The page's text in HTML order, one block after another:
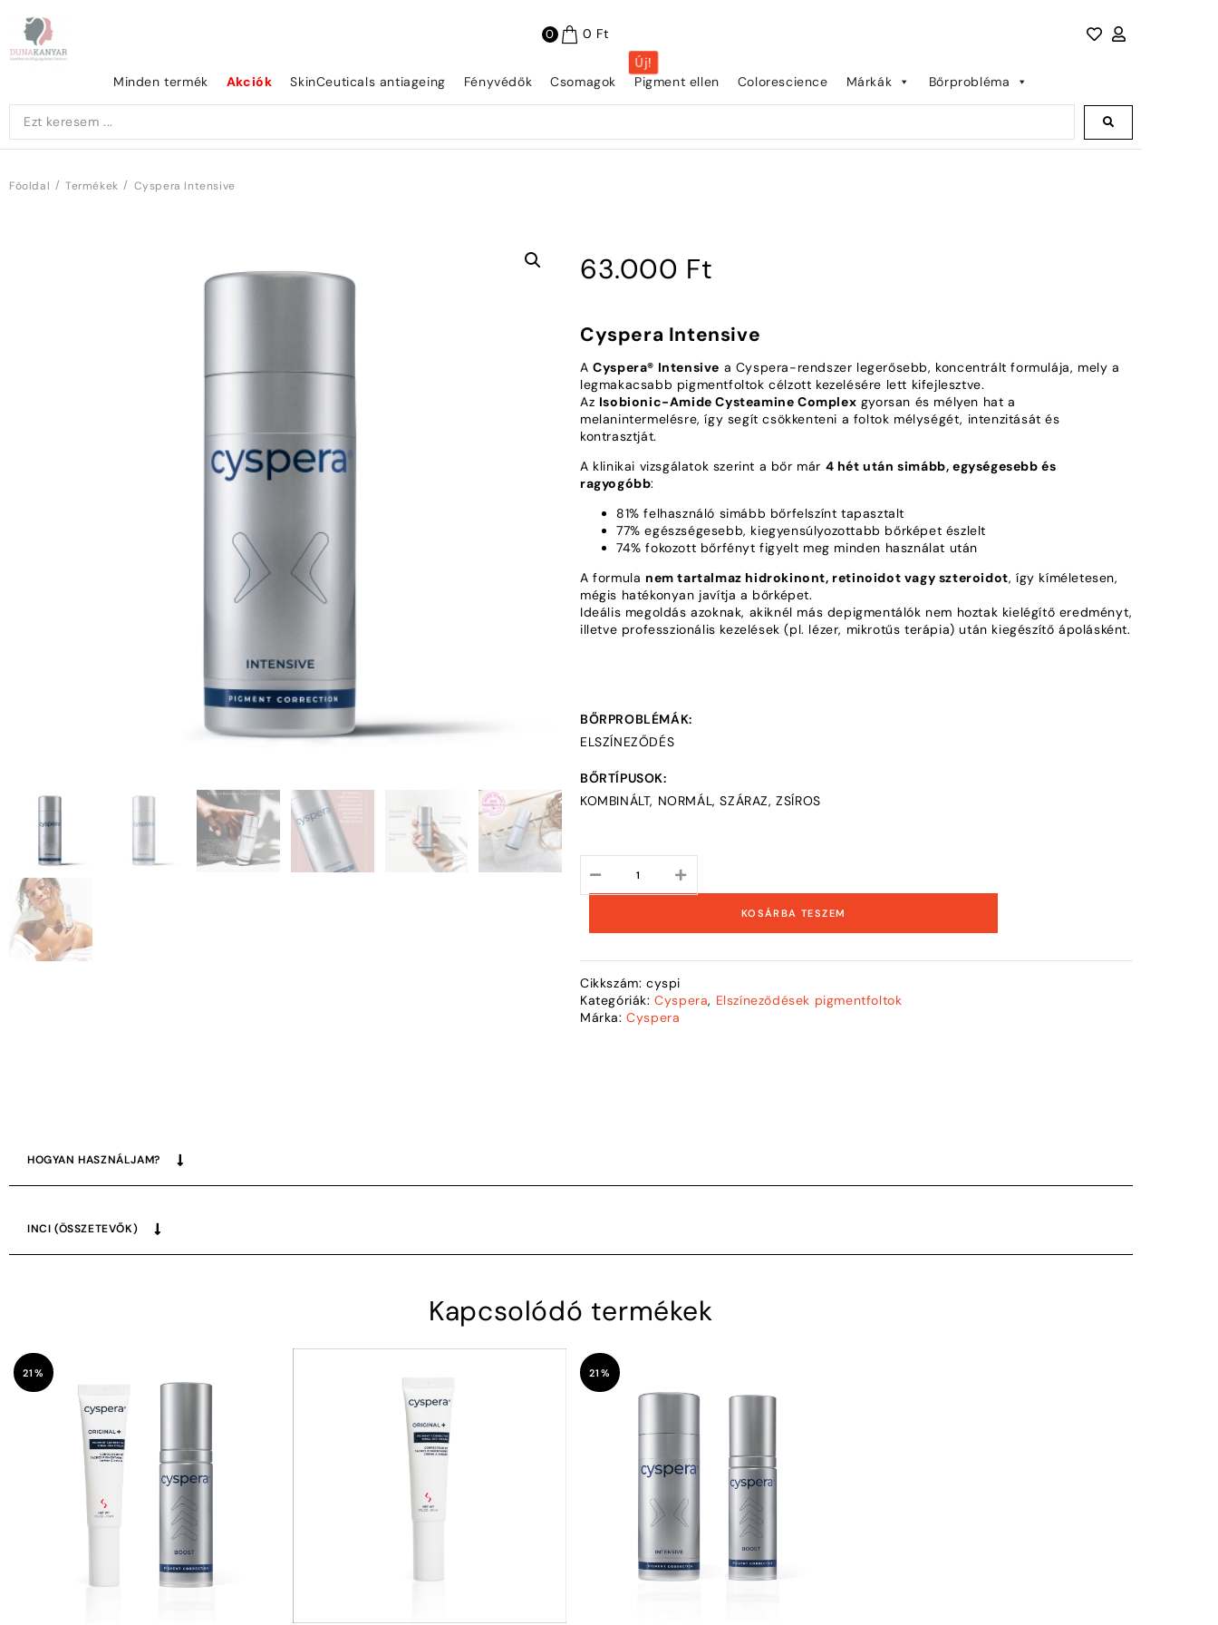
0 0 Ft
Minden termék Akciók SkinCeuticals antiageing Fényvédők Csomagok Pigment ellen
Új!
Colorescience Márkák Bőrprobléma
Főoldal / Termékek / Cyspera Intensive
63.000 Ft
Cyspera Intensive
ACyspera® Intensive a Cyspera-rendszer legerősebb, koncentrált formulája, mely a
legmakacsabb pigmentfoltok célzott kezelésére lett kifejlesztve.
Az Isobionic-Amide Cysteamine Complex gyorsan és mélyen hat a
melanintermelésre, így segít csökkenteni a foltok mélységét, intenzitását és
kontrasztját.
A klinikai vizsgálatok szerint a bőr már 4 hét után simább, egységesebb és
ragyogóbb:
81% felhasználó simább bőrfelszínt tapasztalt
77% egészségesebb, kiegyensúlyozottabb bőrképet észlelt
74% fokozott bőrfényt figyelt meg minden használat után
A formula nem tartalmaz hidrokinont, retinoidot vagy szteroidot, így kíméletesen,
mégis hatékonyan javítja a bőrképet.
Ideális megoldás azoknak, akiknél más depigmentálók nem hoztak kielégítő eredményt,
illetve professzionális kezelések (pl. lézer, mikrotűs terápia) után kiegészítő ápolásként.
BŐRPROBLÉMÁK:
ELSZÍNEZŐDÉS
BŐRTÍPUSOK:
KOMBINÁLT, NORMÁL, SZÁRAZ, ZSÍROS
KOSÁRBA TESZEM
Cikkszám: cyspi
Kategóriák:Cyspera, Elszíneződések pigmentfoltok
Márka:Cyspera
HOGYAN HASZNÁLJAM?
INCI (ÖSSZETEVŐK)
Kapcsolódó termékek
21% 21%